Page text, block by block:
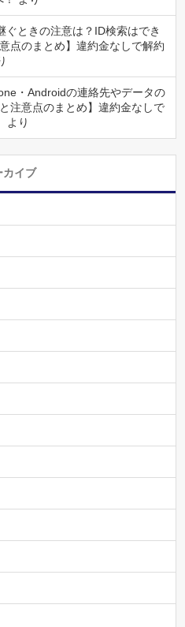
ときの注意は？ID検索はでき
点のまとめ】違約金なしで解約
・Androidの連絡先やデータの
注意点のまとめ】違約金なしで
より
カイブ